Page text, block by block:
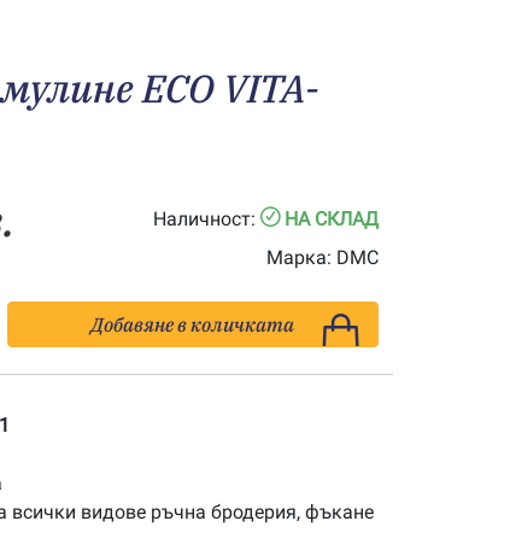
ECO VITA-
Наличност:
НА СКЛАД
Марка: DMC
Добавяне в количката
всички видове ръчна бродерия, фъкане